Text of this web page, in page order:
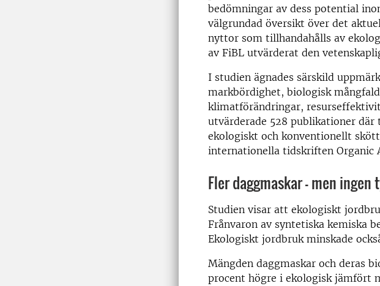
bedömningar av dess potential
välgrundad översikt över det
nyttor som tillhandahålls av
av FiBL utvärderat den
I studien ägnades särskild
markbördighet, biologisk
klimatförändringar,
utvärderade 528 publikationer
ekologiskt och konventionellt
internationella tidskriften Organic
Fler daggmaskar - men
Studien visar att ekologiskt
Frånvaron av syntetiska kemiska
Ekologiskt jordbruk minskade
Mängden daggmaskar och deras
procent högre i ekologisk jämfört